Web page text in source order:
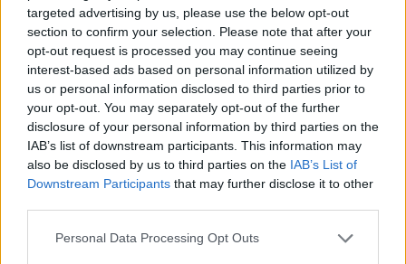
targeted advertising by us, please use the below opt-out
section to confirm your selection. Please note that after your
opt-out request is processed you may continue seeing
interest-based ads based on personal information utilized by
us or personal information disclosed to third parties prior to
your opt-out. You may separately opt-out of the further
disclosure of your personal information by third parties on the
IAB’s list of downstream participants. This information may
also be disclosed by us to third parties on the IAB’s List of
Downstream Participants that may further disclose it to other
Personal Data Processing Opt Outs
gevolgd door bronchitis. Mijn linkerbeen is lich spastisch.
Dat wer [lees meer...]
geef mening 0 reacties
Repatha
07-12-2025 | Man | 74
evolocumab (75)
Effectiviteit